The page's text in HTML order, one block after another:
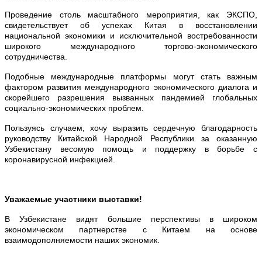
Проведение столь масштабного мероприятия, как ЭКСПО,
свидетельствует об успехах Китая в восстановлении
национальной экономики и исключительной востребованности
широкого международного торгово-экономического
сотрудничества.
Подобные международные платформы могут стать важным
фактором развития международного экономического диалога и
скорейшего разрешения вызванных пандемией глобальных
социально-экономических проблем.
Пользуясь случаем, хочу выразить сердечную благодарность
руководству Китайской Народной Республики за оказанную
Узбекистану весомую помощь и поддержку в борьбе с
коронавирусной инфекцией.
Уважаемые участники выставки!
В Узбекистане видят большие перспективы в широком
экономическом партнерстве с Китаем на основе
взаимодополняемости наших экономик.